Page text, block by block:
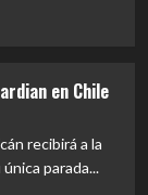
en Chile
recibirá a la
parada...